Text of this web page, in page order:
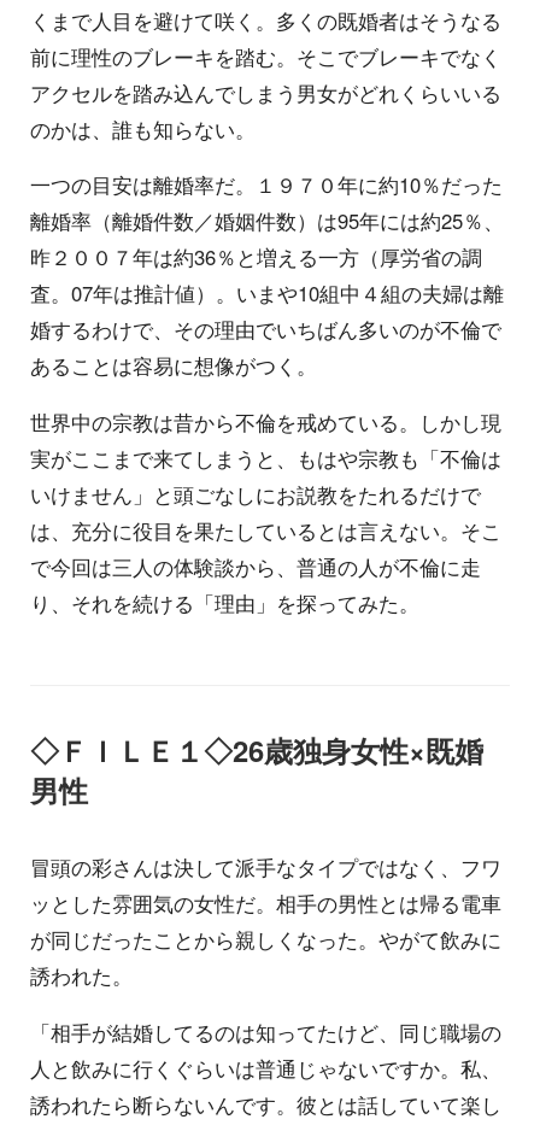
くまで人目を避けて咲く。多くの既婚者はそうなる
前に理性のブレーキを踏む。そこでブレーキでなく
アクセルを踏み込んでしまう男女がどれくらいいる
のかは、誰も知らない。
一つの目安は離婚率だ。１９７０年に約10％だった
離婚率（離婚件数／婚姻件数）は95年には約25％、
昨２００７年は約36％と増える一方（厚労省の調
査。07年は推計値）。いまや10組中４組の夫婦は離
婚するわけで、その理由でいちばん多いのが不倫で
あることは容易に想像がつく。
世界中の宗教は昔から不倫を戒めている。しかし現
実がここまで来てしまうと、もはや宗教も「不倫は
いけません」と頭ごなしにお説教をたれるだけで
は、充分に役目を果たしているとは言えない。そこ
で今回は三人の体験談から、普通の人が不倫に走
り、それを続ける「理由」を探ってみた。
◇ＦＩＬＥ１◇26歳独身女性×既婚
男性
冒頭の彩さんは決して派手なタイプではなく、フワ
ッとした雰囲気の女性だ。相手の男性とは帰る電車
が同じだったことから親しくなった。やがて飲みに
誘われた。
「相手が結婚してるのは知ってたけど、同じ職場の
人と飲みに行くぐらいは普通じゃないですか。私、
誘われたら断らないんです。彼とは話していて楽し